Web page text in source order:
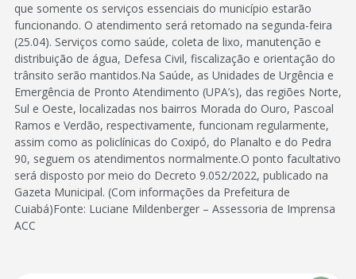
que somente os serviços essenciais do município estarão
funcionando. O atendimento será retomado na segunda-feira
(25.04). Serviços como saúde, coleta de lixo, manutenção e
distribuição de água, Defesa Civil, fiscalização e orientação do
trânsito serão mantidos.Na Saúde, as Unidades de Urgência e
Emergência de Pronto Atendimento (UPA’s), das regiões Norte,
Sul e Oeste, localizadas nos bairros Morada do Ouro, Pascoal
Ramos e Verdão, respectivamente, funcionam regularmente,
assim como as policlínicas do Coxipó, do Planalto e do Pedra
90, seguem os atendimentos normalmente.O ponto facultativo
será disposto por meio do Decreto 9.052/2022, publicado na
Gazeta Municipal. (Com informações da Prefeitura de
Cuiabá)Fonte: Luciane Mildenberger – Assessoria de Imprensa
ACC